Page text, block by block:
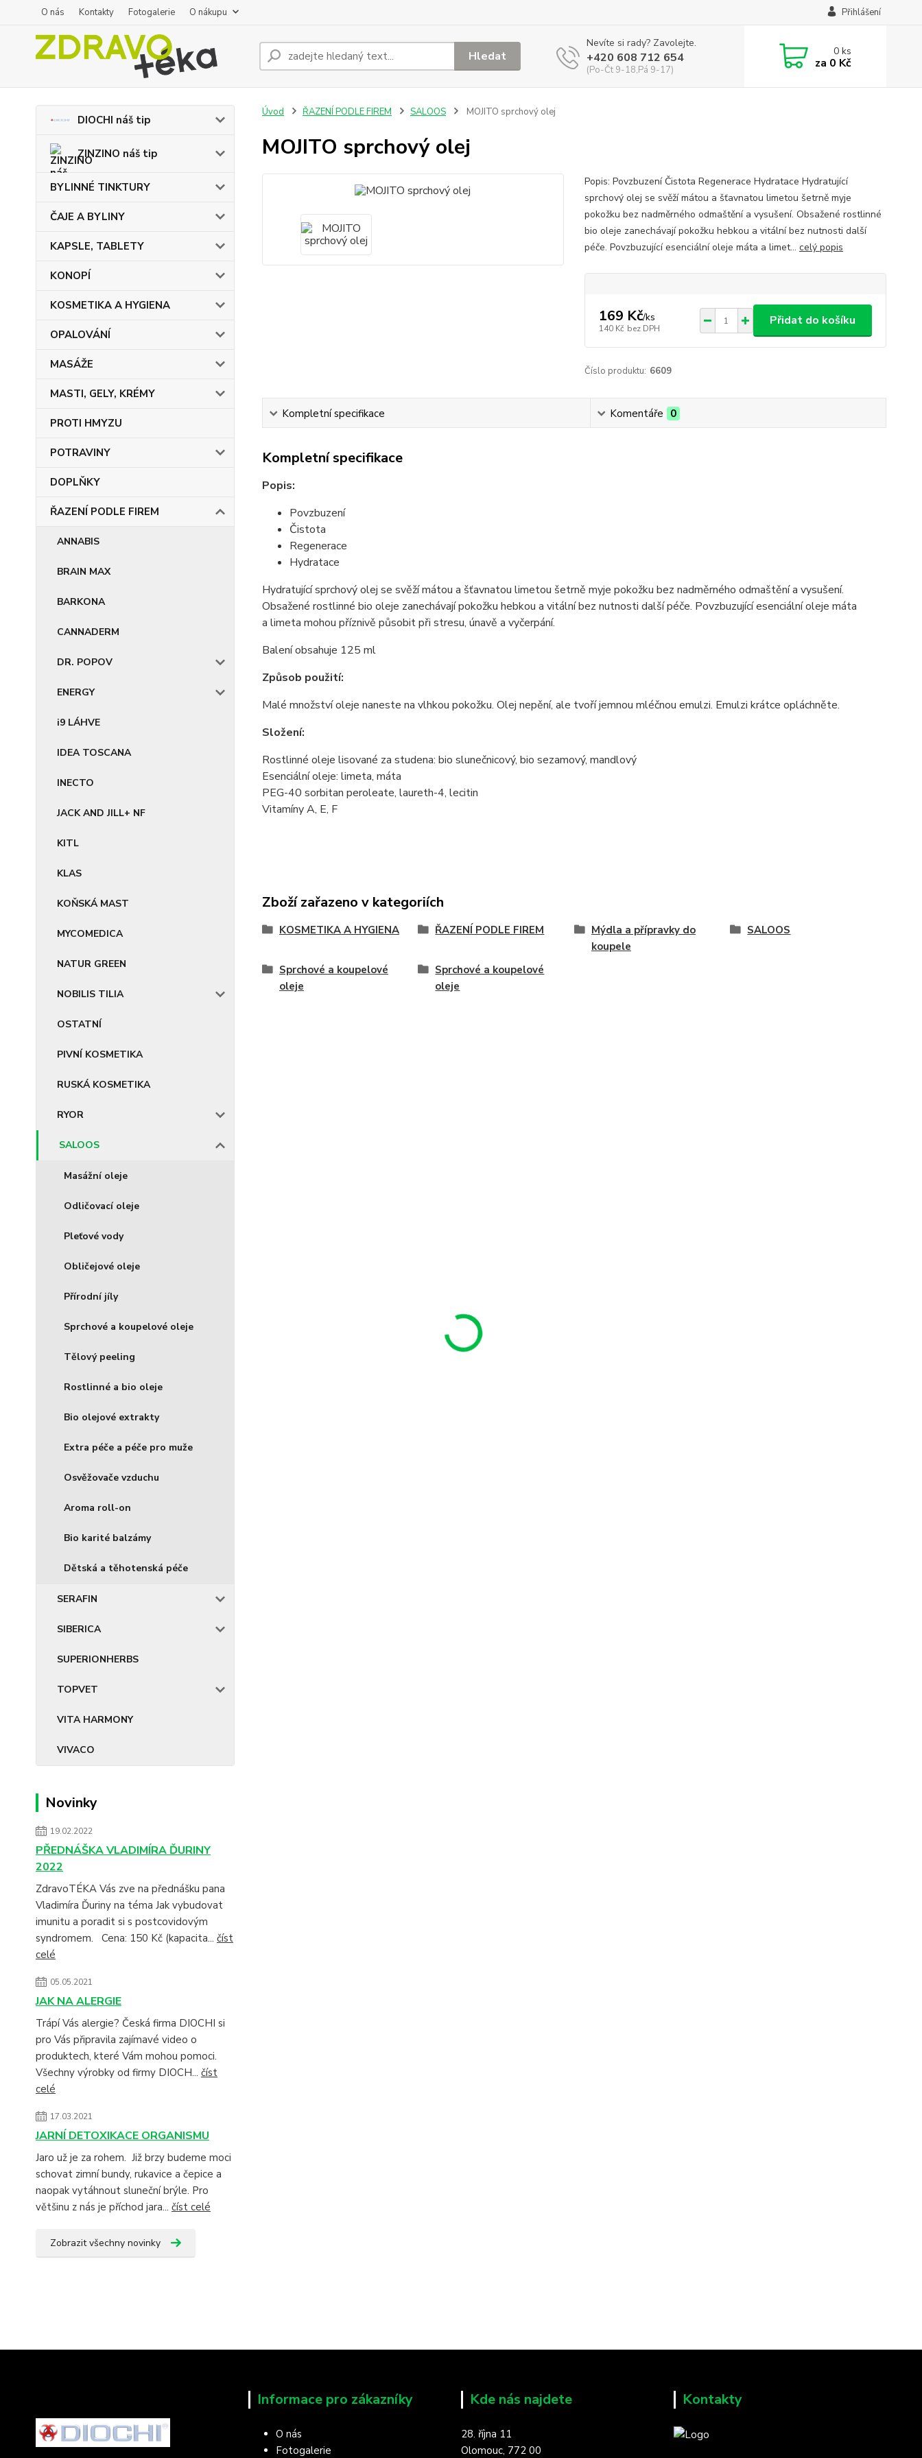
O nás Kontakty Fotogalerie O nákupu Přihlášení
Hledat
Nevíte si rady? Zavolejte.
+420 608 712 654
(Po-Čt 9-18,Pá 9-17)
0ks
za 0 Kč
DIOCHI náš tip
ZINZINO náš tip
BYLINNÉ TINKTURY
ČAJE A BYLINY
KAPSLE, TABLETY
KONOPÍ
KOSMETIKA A HYGIENA
OPALOVÁNÍ
MASÁŽE
MASTI, GELY, KRÉMY
PROTI HMYZU
POTRAVINY
DOPLŇKY
ŘAZENÍ PODLE FIREM
ANNABIS
BRAIN MAX
BARKONA
CANNADERM
DR. POPOV
ENERGY
i9 LÁHVE
IDEA TOSCANA
INECTO
JACK AND JILL+ NF
KITL
KLAS
KOŇSKÁ MAST
MYCOMEDICA
NATUR GREEN
NOBILIS TILIA
OSTATNÍ
PIVNÍ KOSMETIKA
RUSKÁ KOSMETIKA
RYOR
SALOOS
Masážní oleje
Odličovací oleje
Pleťové vody
Obličejové oleje
Přírodní jíly
Sprchové a koupelové oleje
Tělový peeling
Rostlinné a bio oleje
Bio olejové extrakty
Extra péče a péče pro muže
Osvěžovače vzduchu
Aroma roll-on
Bio karité balzámy
Dětská a těhotenská péče
SERAFIN
SIBERICA
SUPERIONHERBS
TOPVET
VITA HARMONY
VIVACO
Novinky
19.02.2022
PŘEDNÁŠKA VLADIMÍRA ĎURINY
2022
ZdravoTÉKA Vás zve na přednášku pana
Vladimíra Ďuriny na téma Jak vybudovat
imunitu a poradit si s postcovidovým
syndromem. Cena: 150 Kč (kapacita... číst
celé
05.05.2021
JAK NA ALERGIE
Trápí Vás alergie? Česká firma DIOCHI si
pro Vás připravila zajímavé video o
produktech, které Vám mohou pomoci.
Všechny výrobky od firmy DIOCH... číst
celé
17.03.2021
JARNÍ DETOXIKACE ORGANISMU
Jaro už je za rohem. Již brzy budeme moci
schovat zimní bundy, rukavice a čepice a
naopak vytáhnout sluneční brýle. Pro
většinu z nás je příchod jara... číst celé
Zobrazit všechny novinky
Úvod ŘAZENÍ PODLE FIREM SALOOS MOJITO sprchový olej
MOJITO sprchový olej
Popis: Povzbuzení Čistota Regenerace Hydratace Hydratující
sprchový olej se svěží mátou a šťavnatou limetou šetrně myje
pokožku bez nadměrného odmaštění a vysušení. Obsažené rostlinné
bio oleje zanechávají pokožku hebkou a vitální bez nutnosti další
péče. Povzbuzující esenciální oleje máta a limet... celý popis
169 Kč/ks
140 Kč bez DPH
Přidat do košíku
Číslo produktu: 6609
Kompletní specifikace Komentáře 0
Kompletní specifikace
Popis:
Povzbuzení
Čistota
Regenerace
Hydratace
Hydratující sprchový olej se svěží mátou a šťavnatou limetou šetrně myje pokožku bez nadměrného odmaštění a vysušení.
Obsažené rostlinné bio oleje zanechávají pokožku hebkou a vitální bez nutnosti další péče. Povzbuzující esenciální oleje máta
a limeta mohou příznivě působit při stresu, únavě a vyčerpání.
Balení obsahuje 125 ml
Způsob použití:
Malé množství oleje naneste na vlhkou pokožku. Olej nepění, ale tvoří jemnou mléčnou emulzi. Emulzi krátce opláchněte.
Složení:
Rostlinné oleje lisované za studena: bio slunečnicový, bio sezamový, mandlový
Esenciální oleje: limeta, máta
PEG-40 sorbitan peroleate, laureth-4, lecitin
Vitamíny A, E, F
Zboží zařazeno v kategoriích
KOSMETIKA A HYGIENA ŘAZENÍ PODLE FIREM
Mýdla a přípravky do
koupele
SALOOS
Sprchové a koupelové
oleje
Sprchové a koupelové
oleje
Informace pro zákazníky
O nás
Fotogalerie
Kde nás najdete
28. října 11
Olomouc, 772 00
Kontakty